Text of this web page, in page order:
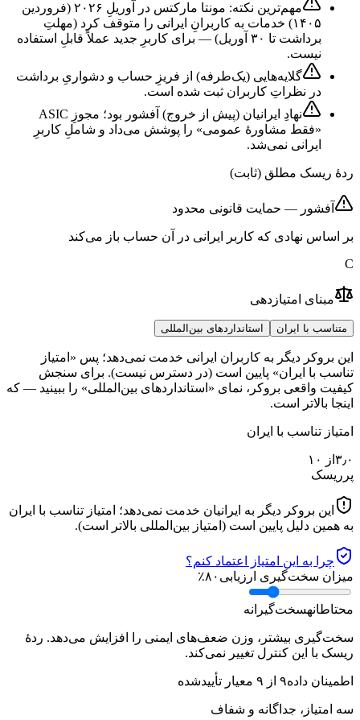
مهم‌ترین نکته: مونتا مارکتس در آوریلِ ۲۰۲۶ (فروردین
۱۴۰۵) خدمات به کاربرانِ ایرانی را متوقف کرد (مهلتِ
برداشت تا ۳۰ آوریل) — برای کاربرِ جدید عملاً قابلِ استفاده
نیست.
گلایه‌هایی (یک‌طرفه) از فریزِ حساب و دشواریِ برداشت
در نظراتِ کاربران ثبت شده است.
نهادِ ایرانیان (پیش از خروج) آفشور بود؛ مجوزِ ASIC
«فقط مشاورهٔ عمومی» را پوشش می‌داد و شاملِ کاربرِ
ایرانی نمی‌شد.
ردهٔ ریسک مطلق (ثابت)
آفشور — حمایت قانونی محدود
بر اساس نهادی که کاربر ایرانی در آن حساب باز می‌کند
C
مبنای امتیازدهی
متناسب با ایران استانداردهای بین‌المللی
این بروکر دیگر به کاربران ایرانی خدمت نمی‌دهد؛ پس «امتیاز
تناسب با ایران» پایین است (در دسترس نیست). برای سنجش
کیفیت واقعی بروکر، نمای «استانداردهای بین‌المللی» را ببینید — که
اینجا بالاتر است.
امتیاز تناسب با ایران
۳٫۰ از ۱۰
پرریسک
این بروکر دیگر به ایرانیان خدمت نمی‌دهد؛ امتیاز تناسب با ایران
به همین دلیل پایین است (امتیاز بین‌المللی بالاتر است).
چرا به این امتیاز اعتماد کنم؟
میزان سخت‌گیری ارزیابی ۸۰٪
محتاطانهسخت‌گیرانه
سخت‌گیری بیشتر، وزن ضعف‌های ایمنی را افزایش می‌دهد. ردهٔ
ریسک با این کنترل تغییر نمی‌کند.
اطمینان داده۹ از ۹ معیار تأییدشده
سه امتیاز، جداگانه و شفاف